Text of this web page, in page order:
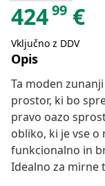
42499 €
Vključno z DDV
Opis
Ta moden
prostor, ki bo
pravo oazo
obliko, ki je vse
funkcionalno in
Idealno za mirne